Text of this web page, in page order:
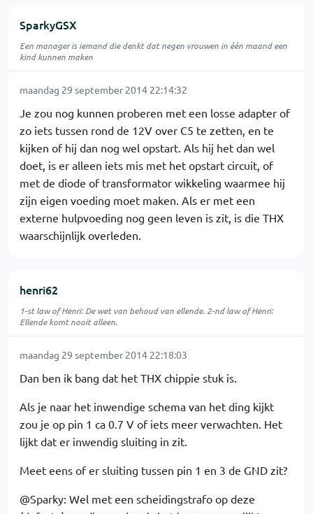
SparkyGSX
Een manager is iemand die denkt dat negen vrouwen in één maand een
kind kunnen maken
maandag 29 september 2014 22:14:32
Je zou nog kunnen proberen met een losse adapter of
zo iets tussen rond de 12V over C5 te zetten, en te
kijken of hij dan nog wel opstart. Als hij het dan wel
doet, is er alleen iets mis met het opstart circuit, of
met de diode of transformator wikkeling waarmee hij
zijn eigen voeding moet maken. Als er met een
externe hulpvoeding nog geen leven is zit, is die THX
waarschijnlijk overleden.
henri62
1-st law of Henri: De wet van behoud van ellende. 2-nd law of Henri:
Ellende komt nooit alleen.
maandag 29 september 2014 22:18:03
Dan ben ik bang dat het THX chippie stuk is.
Als je naar het inwendige schema van het ding kijkt
zou je op pin 1 ca 0.7 V of iets meer verwachten. Het
lijkt dat er inwendig sluiting in zit.
Meet eens of er sluiting tussen pin 1 en 3 de GND zit?
@Sparky: Wel met een scheidingstrafo op deze